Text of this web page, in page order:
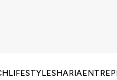
LIFESTYLESHARIA